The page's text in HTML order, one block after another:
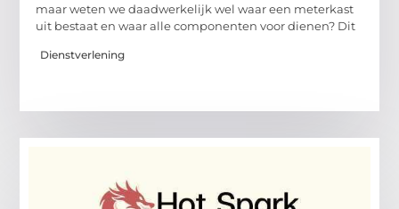
maar weten we daadwerkelijk wel waar een meterkast
uit bestaat en waar alle componenten voor dienen? Dit
Dienstverlening